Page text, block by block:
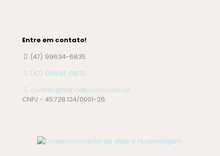
Entre em contato!
(47) 99634-6835
(47) 99634-6835
contato@francaturismo.com.br
CNPJ - 45.728.124/0001-26